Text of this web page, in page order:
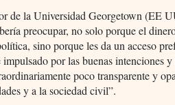
de la Universidad Georgetown (EE
preocupar, no solo porque el
sino porque les da un acceso
impulsado por las buenas intenciones
poco transparente y
y a la sociedad civil”.